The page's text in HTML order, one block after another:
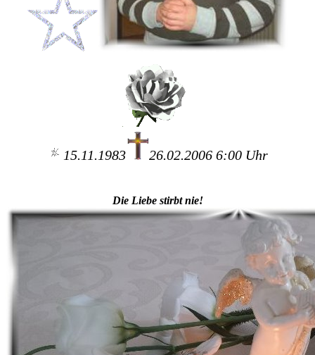
15.11.1983 26.02.2006 6:00 Uhr
Die Liebe stirbt nie!